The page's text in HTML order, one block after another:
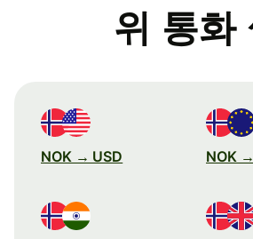
위 통화
NOK → USD NOK